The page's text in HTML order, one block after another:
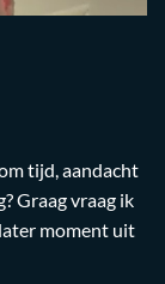
tijd, aandacht
Graag vraag ik
moment uit